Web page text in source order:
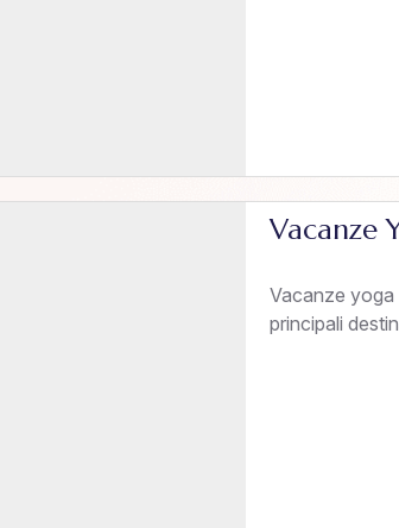
Vacanze
Vacanze yoga
principali